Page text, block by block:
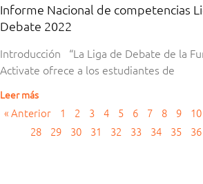
Informe Nacional de competencias
Debate 2022
Introducción “La Liga de Debate de la
Activate ofrece a los estudiantes de
Leer más
« Anterior 1 2 3 4 5 6 7 8 9 10
28 29 30 31 32 33 34 35 36